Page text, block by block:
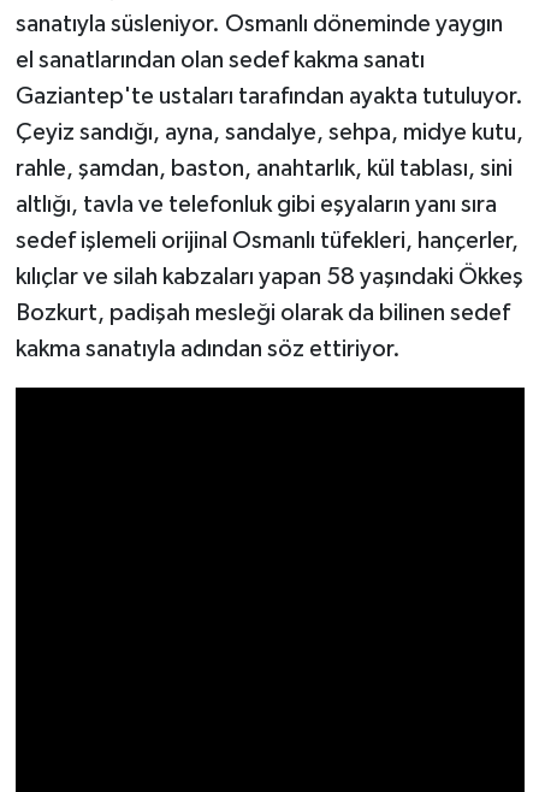
sanatıyla süsleniyor. Osmanlı döneminde yaygın
el sanatlarından olan sedef kakma sanatı
Gaziantep'te ustaları tarafından ayakta tutuluyor.
Çeyiz sandığı, ayna, sandalye, sehpa, midye kutu,
rahle, şamdan, baston, anahtarlık, kül tablası, sini
altlığı, tavla ve telefonluk gibi eşyaların yanı sıra
sedef işlemeli orijinal Osmanlı tüfekleri, hançerler,
kılıçlar ve silah kabzaları yapan 58 yaşındaki Ökkeş
Bozkurt, padişah mesleği olarak da bilinen sedef
kakma sanatıyla adından söz ettiriyor.
Spor
Teknoloji
Türkiye
Video Haber
Yaşam
Yeme-İçme